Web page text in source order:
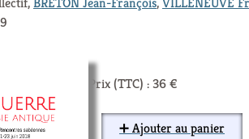
Prix (TTC) : 36 €
➕ Ajouter au panier